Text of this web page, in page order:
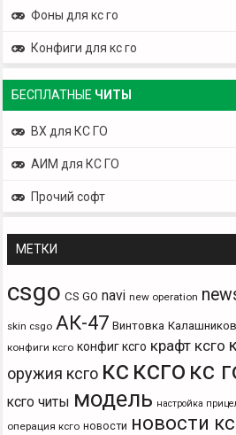
Фоны для кс го
Конфиги для кс го
БЕСПЛАТНЫЕ ЧИТЫ
ВХ для КС ГО
АИМ для КС ГО
Прочий софт
МЕТКИ
csgo CS GO navi new operation
skin csgo АК-47 Винтовка Калашников
конфиги ксго конфиг ксго крафт ксго
оружия ксго кс ксго кс
ксго читы модель настройка
операция ксго новости новости